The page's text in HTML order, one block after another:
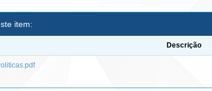
item:
Descrição